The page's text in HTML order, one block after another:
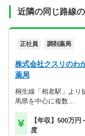
近隣の同じ路線
正社員 調剤薬局
株式会社クスリの
薬局
桐生線「相老駅」より
馬県を中心に複数…
【年収】500万円
度